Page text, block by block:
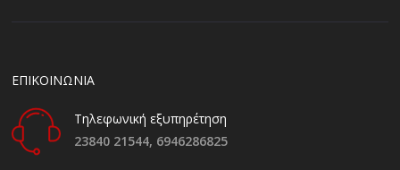
ΕΠΙΚΟΙΝΩΝΙΑ
Τηλεφωνική εξυπηρέτηση
23840 21544, 6946286825